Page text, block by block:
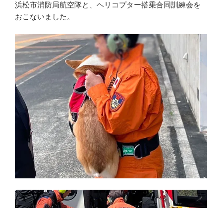
浜松市消防局航空隊と、ヘリコプター搭乗合同訓練会を
おこないました。